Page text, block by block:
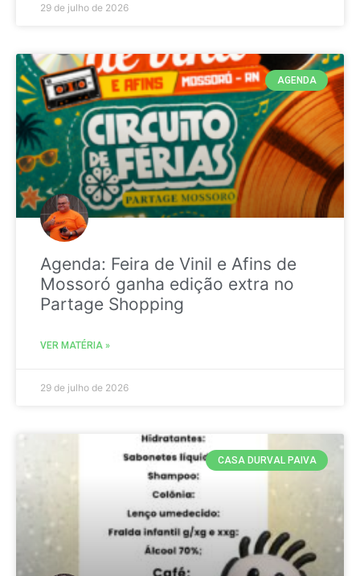
29 de julho de 2026
AGENDA
Agenda: Feira de Vinil e Afins de
Mossoró ganha edição extra no
Partage Shopping
VER MATÉRIA »
29 de julho de 2026
CASA DURVAL PAIVA